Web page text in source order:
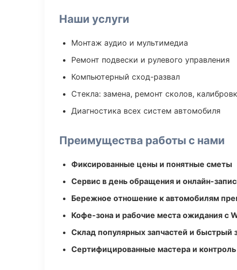
Наши услуги
Монтаж аудио и мультимедиа
Ремонт подвески и рулевого управления
Компьютерный сход-развал
Стекла: замена, ремонт сколов,
Диагностика всех систем автомобиля
Преимущества работы с нами
Фиксированные цены и понятные сметы
Сервис в день обращения и онлайн-
Бережное отношение к автомобилям
Кофе-зона и рабочие места ожидания с
Склад популярных запчастей и быстрый
Сертифицированные мастера и контроль